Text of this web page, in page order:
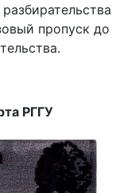
пропуск до
РГГУ